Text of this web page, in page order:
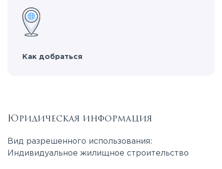
Как добраться
Юридическая информация
Вид разрешенного использования:
Индивидуальное жилищное строительство